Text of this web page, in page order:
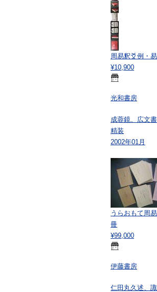
周易釈爻例・
¥10,900
光和書房
成蓉鏡、広文
精装
2002年01月
うらおもて周
冊
¥99,000
伊藤書房
仁田丸久述、